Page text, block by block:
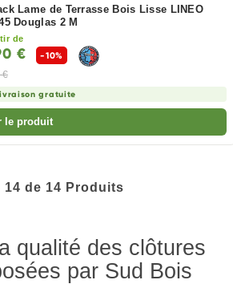
Lame de Terrasse Bois Lisse LINEO
Douglas 2 M
de
€
-10%
€
gratuite
le produit
14 de 14 Produits
qualité des clôtures
par Sud Bois